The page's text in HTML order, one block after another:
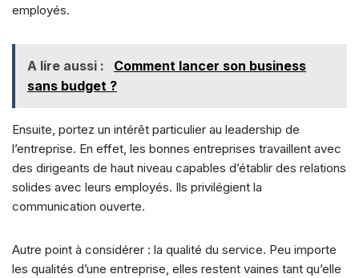
employés.
A lire aussi :
Comment lancer son business
sans budget ?
Ensuite, portez un intérêt particulier au leadership de
l’entreprise. En effet, les bonnes entreprises travaillent avec
des dirigeants de haut niveau capables d’établir des relations
solides avec leurs employés. Ils privilégient la
communication ouverte.
Autre point à considérer : la qualité du service. Peu importe
les qualités d’une entreprise, elles restent vaines tant qu’elle